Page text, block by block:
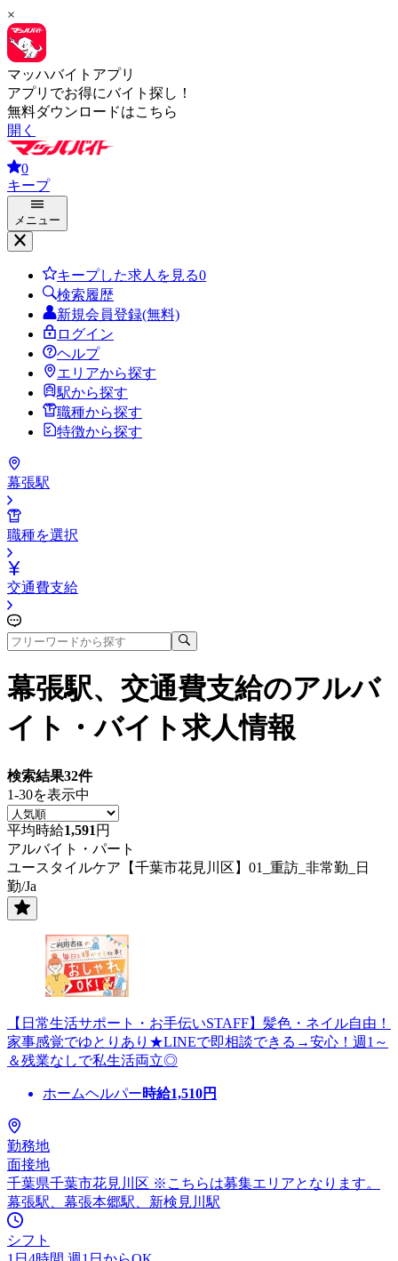
×
マッハバイトアプリ
アプリでお得にバイト探し！
無料ダウンロードはこちら
開く
0
キープ
メニュー
キープした求人を見る0
検索履歴
新規会員登録(無料)
ログイン
ヘルプ
エリアから探す
駅から探す
職種から探す
特徴から探す
幕張駅
職種を選択
交通費支給
幕張駅、交通費支給のアルバ
イト・バイト求人情報
検索結果32件
1-30を表示中
平均時給1,591 円
アルバイト・パート
ユースタイルケア【千葉市花見川区】01_重訪_非常勤_日
勤/Ja
【日常生活サポート・お手伝いSTAFF】髪色・ネイル自由！
家事感覚でゆとりあり★LINEで即相談できる→安心！週1～
＆残業なしで私生活両立◎
ホームヘルパー時給1,510円
勤務地
面接地
千葉県千葉市花見川区 ※こちらは募集エリアとなります。
幕張駅、幕張本郷駅、新検見川駅
シフト